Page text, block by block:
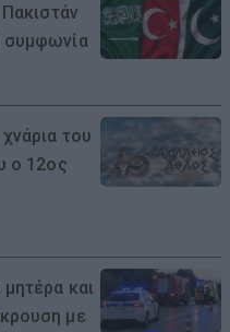
συμφωνία
του
ο 12ος
και
με